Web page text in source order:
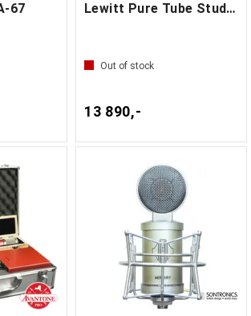
67 Lewitt Pure Tube Studio Set
Out of stock
13 890,-